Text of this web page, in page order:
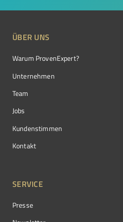
ÜBER UNS
Warum ProvenExpert?
Unternehmen
Team
Jobs
Kundenstimmen
Kontakt
SERVICE
Presse